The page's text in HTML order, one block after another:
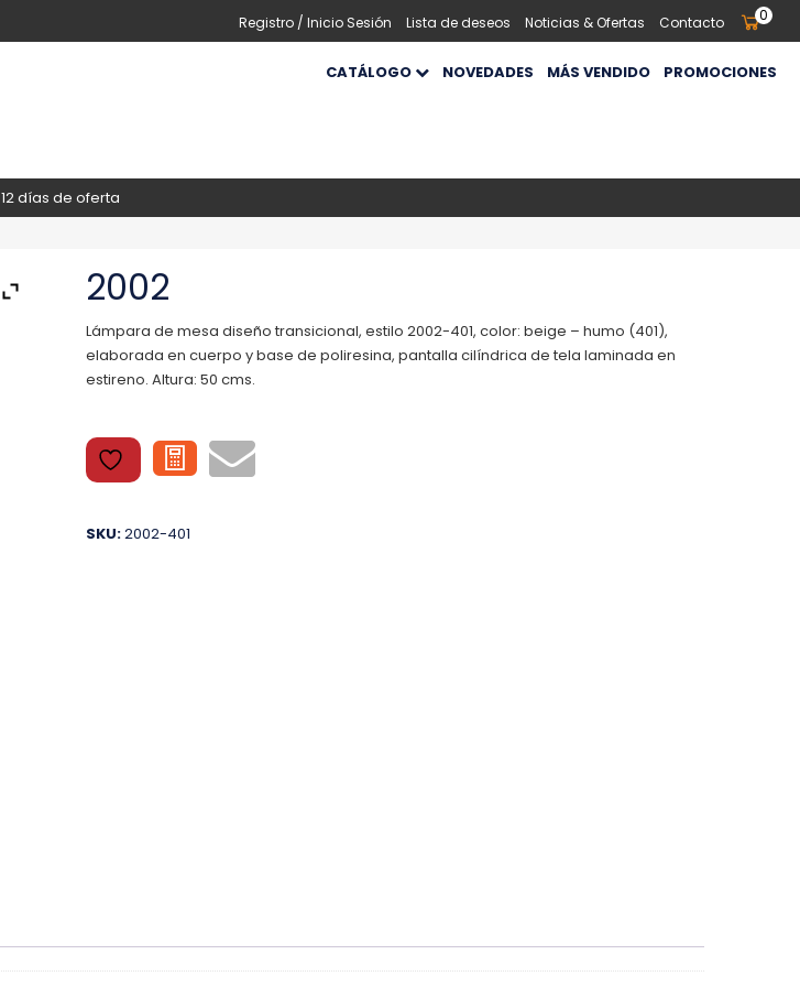
Registro / Inicio Sesión Lista de deseos Noticias & Ofertas Contacto 0
CATÁLOGO NOVEDADES MÁS VENDIDO PROMOCIONES
12 días de oferta
2002
Lámpara de mesa diseño transicional, estilo 2002-401, color: beige – humo (401),
elaborada en cuerpo y base de poliresina, pantalla cilíndrica de tela laminada en
estireno. Altura: 50 cms.
SKU:2002-401